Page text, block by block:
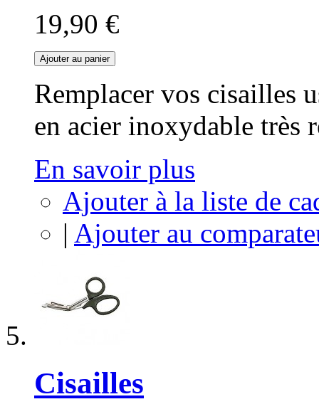
19,90 €
Ajouter au panier
Remplacer vos cisailles
en acier inoxydable très
En savoir plus
Ajouter à la liste de
| Ajouter au
Cisailles